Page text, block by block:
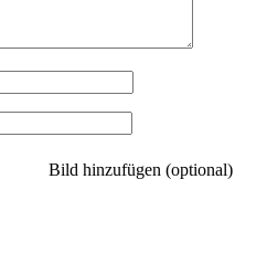
Bild hinzufügen (optional)